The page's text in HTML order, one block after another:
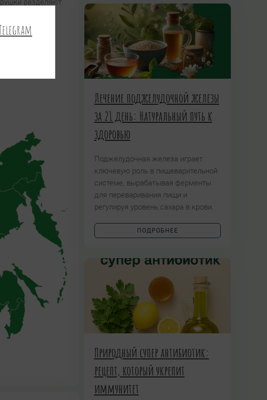
разделяют
Лечение поджелудочной железы
за 21 день: Натуральный путь к
здоровью
Поджелудочная железа играет
ключевую роль в пищеварительной
системе, вырабатывая ферменты
для переваривания пищи и
регулируя уровень сахара в крови.
ПОДРОБНЕЕ
Природный супер антибиотик:
рецепт, который укрепит
иммунитет